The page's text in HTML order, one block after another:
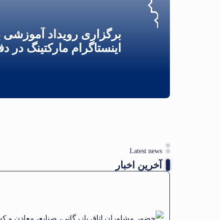
برگزاری رویداد آموزشی
اینستاگرام مارکتینگ در
Latest news
آخرین اخبار